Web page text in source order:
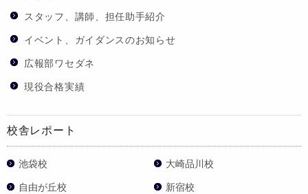
スタッフ、講師、担任助手紹介
イベント、ガイダンスのお知らせ
広報部ワセダネ
現役合格実績
校舎レポート
池袋校 大崎品川校
自由が丘校 新宿校